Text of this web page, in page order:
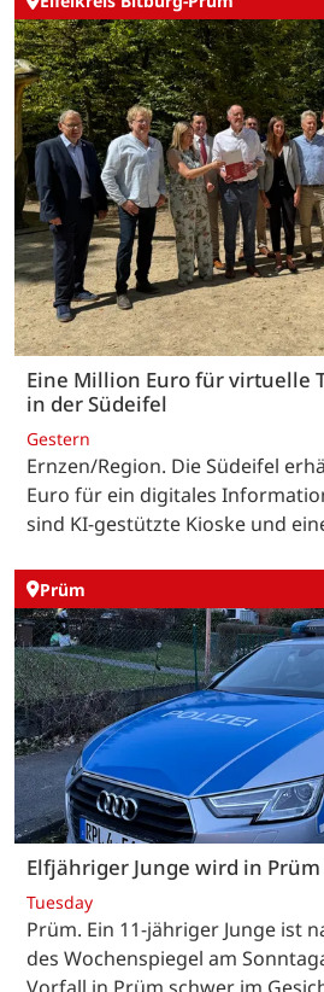
Eine Million Euro für virtuelle
in der Südeifel
Gestern
Ernzen/Region. Die Südeifel
Euro für ein digitales
sind KI-gestützte Kioske und
Prüm
Elfjähriger Junge wird in
Tuesday
Prüm. Ein 11-jähriger Junge ist
des Wochenspiegel am